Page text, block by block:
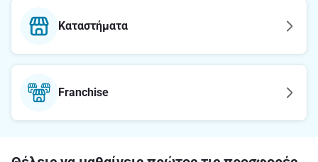
Καταστήματα
Franchise